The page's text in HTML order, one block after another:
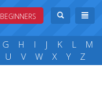
BEGINNERS
G H I J K L
M
U V W X Y Z